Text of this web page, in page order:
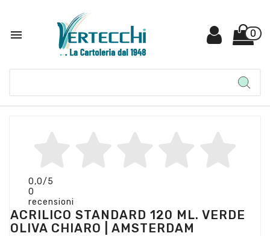
 0
0,0/5
0
recensioni
ACRILICO STANDARD 120 ML. VERDE
OLIVA CHIARO | AMSTERDAM